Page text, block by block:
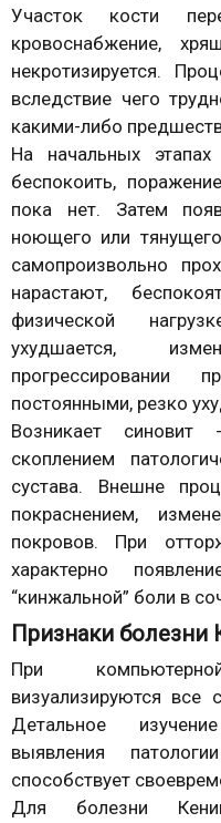
Участок кости
кровоснабжение,
некротизируется.
вследствие чего
какими-либо
На начальных
беспокоить,
пока нет. Затем
ноющего или
самопроизвольно
нарастают,
физической
ухудшается,
прогрессировании
постоянными, резко
Возникает
скоплением
сустава. Внешне
покраснением,
покровов. При
характерно
“кинжальной” боли в
Признаки болезни
При
визуализируются все
Детальное
выявления
способствует
Для болезни